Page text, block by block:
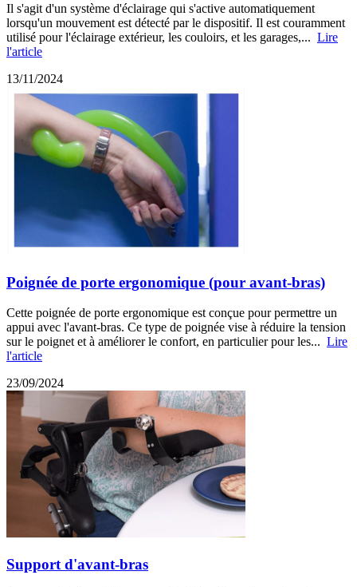
Il s'agit d'un système d'éclairage qui s'active automatiquement
lorsqu'un mouvement est détecté par le dispositif. Il est couramment
utilisé pour l'éclairage extérieur, les couloirs, et les garages,... Lire
l'article
13/11/2024
Poignée de porte ergonomique (pour avant-bras)
Cette poignée de porte ergonomique est conçue pour permettre un
appui avec l'avant-bras. Ce type de poignée vise à réduire la tension
sur le poignet et à améliorer le confort, en particulier pour les... Lire
l'article
23/09/2024
Support d'avant-bras